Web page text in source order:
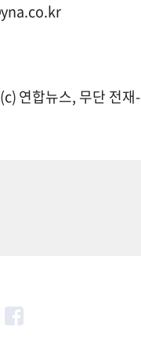
연합뉴스, 무단 전